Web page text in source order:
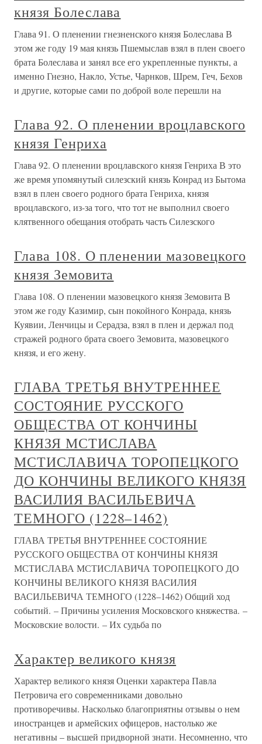
князя Болеслава
Глава 91. О пленении гнезненского князя Болеслава В
этом же году 19 мая князь Пшемыслав взял в плен своего
брата Болеслава и занял все его укрепленные пункты, а
именно Гнезно, Накло, Устье, Чарнков, Шрем, Геч, Бехов
и другие, которые сами по доброй воле перешли на
Глава 92. О пленении вроцлавского
князя Генриха
Глава 92. О пленении вроцлавского князя Генриха В это
же время упомянутый силезский князь Конрад из Бытома
взял в плен своего родного брата Генриха, князя
вроцлавского, из-за того, что тот не выполнил своего
клятвенного обещания отобрать часть Силезского
Глава 108. О пленении мазовецкого
князя Земовита
Глава 108. О пленении мазовецкого князя Земовита В
этом же году Казимир, сын покойного Конрада, князь
Куявии, Ленчицы и Серадза, взял в плен и дер­жал под
стражей родного брата своего Земовита, ма­зовецкого
князя, и его жену.
ГЛАВА ТРЕТЬЯ ВНУТРЕННЕЕ
СОСТОЯНИЕ РУССКОГО
ОБЩЕСТВА ОТ КОНЧИНЫ
КНЯЗЯ МСТИСЛАВА
МСТИСЛАВИЧА ТОРОПЕЦКОГО
ДО КОНЧИНЫ ВЕЛИКОГО КНЯЗЯ
ВАСИЛИЯ ВАСИЛЬЕВИЧА
ТЕМНОГО (1228–1462)
ГЛАВА ТРЕТЬЯ ВНУТРЕННЕЕ СОСТОЯНИЕ
РУССКОГО ОБЩЕСТВА ОТ КОНЧИНЫ КНЯЗЯ
МСТИСЛАВА МСТИСЛАВИЧА ТОРОПЕЦКОГО ДО
КОНЧИНЫ ВЕЛИКОГО КНЯЗЯ ВАСИЛИЯ
ВАСИЛЬЕВИЧА ТЕМНОГО (1228–1462) Общий ход
событий. – Причины усиления Московского княжества. –
Московские волости. – Их судьба по
Характер великого князя
Характер великого князя Оценки характера Павла
Петровича его современниками довольно
противоречивы. Насколько благоприятны отзывы о нем
иностранцев и армейских офицеров, настолько же
негативны – высшей придворной знати. Несомненно, что